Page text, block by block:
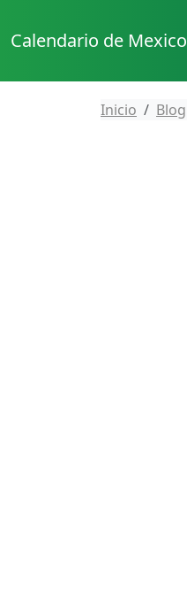
Calendario de Mexico
Inicio Blog